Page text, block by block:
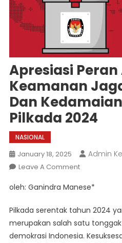
Apresiasi
Keamanan
Dan
Pilkada 2024
NASIONAL
January 18, 2025 Admin
Leave A CommentOn
Peran
Keamanan
Jaga
Kondusivitas
oleh: Ganindra Manese*
Pilkada serentak tahun 2024
merupakan salah satu
demokrasi Indonesia.